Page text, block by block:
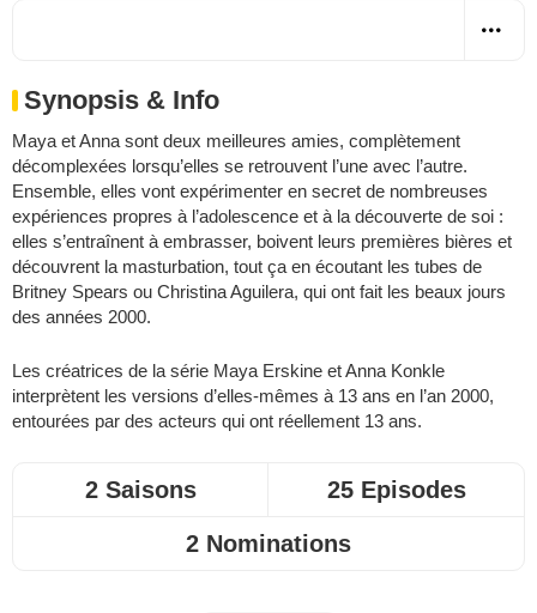
Synopsis & Info
Maya et Anna sont deux meilleures amies, complètement
décomplexées lorsqu’elles se retrouvent l’une avec l’autre.
Ensemble, elles vont expérimenter en secret de nombreuses
expériences propres à l’adolescence et à la découverte de soi :
elles s’entraînent à embrasser, boivent leurs premières bières et
découvrent la masturbation, tout ça en écoutant les tubes de
Britney Spears ou Christina Aguilera, qui ont fait les beaux jours
des années 2000.
Les créatrices de la série Maya Erskine et Anna Konkle
interprètent les versions d’elles-mêmes à 13 ans en l’an 2000,
entourées par des acteurs qui ont réellement 13 ans.
2 Saisons 25 Episodes
2 Nominations